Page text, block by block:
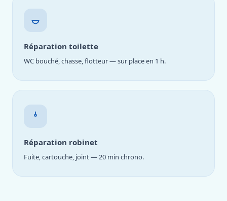
Réparation toilette
WC bouché, chasse, flotteur — sur place en 1 h.
Réparation robinet
Fuite, cartouche, joint — 20 min chrono.